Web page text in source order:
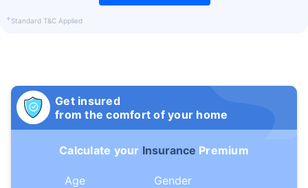
+Standard T&C Applied
Get insured
from the comfort of your home
Calculate your Insurance Premium
Age Gender